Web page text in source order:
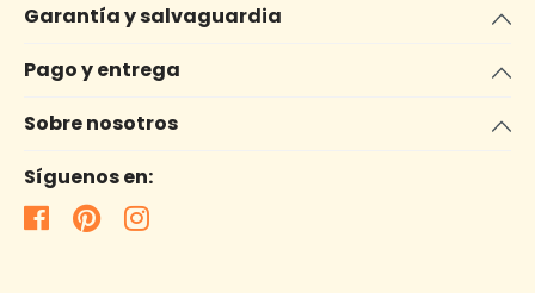
Garantía y salvaguardia
Pago y entrega
Sobre nosotros
Síguenos en: